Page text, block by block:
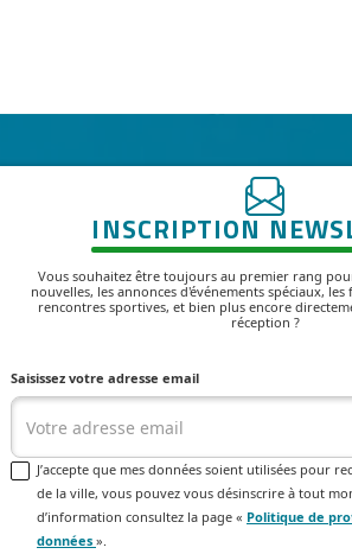
INSCRIPTION
Vous souhaitez être toujours au premier rang
nouvelles, les annonces d'événements spéciaux, les
rencontres sportives, et bien plus encore
réception ?
Saisissez votre adresse email
J’accepte que mes données soient utilisées pour
de la ville, vous pouvez vous désinscrire à tout
d’information consultez la page « Politique de
données ».